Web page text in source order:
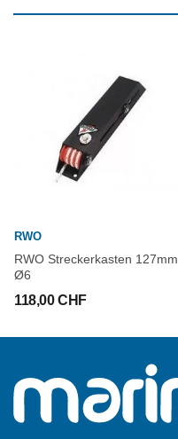
RWO
RWO Streckerkasten 127mm
Ø6
118,00 CHF